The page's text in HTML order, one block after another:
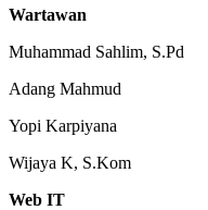
Wartawan
Muhammad Sahlim, S.Pd
Adang Mahmud
Yopi Karpiyana
Wijaya K, S.Kom
Web IT